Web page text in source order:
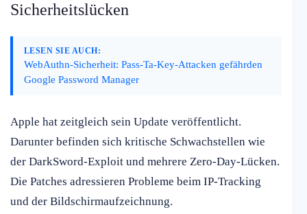
Sicherheitslücken
LESEN SIE AUCH:
WebAuthn-Sicherheit: Pass-Ta-Key-Attacken gefährden
Google Password Manager
Apple hat zeitgleich sein Update veröffentlicht.
Darunter befinden sich kritische Schwachstellen wie
der DarkSword-Exploit und mehrere Zero-Day-Lücken.
Die Patches adressieren Probleme beim IP-Tracking
und der Bildschirmaufzeichnung.